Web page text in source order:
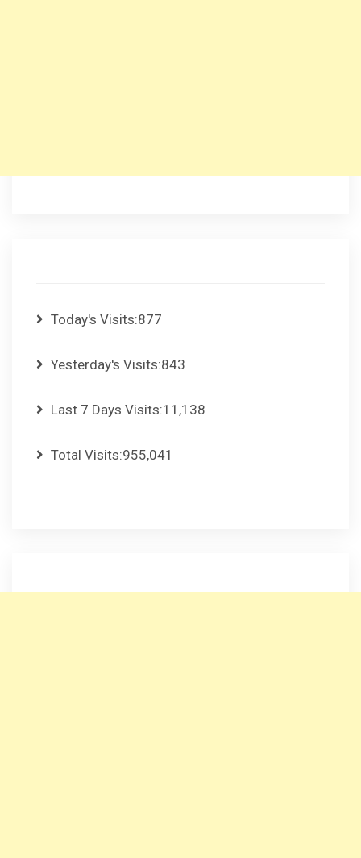
Today's Visits:877
Yesterday's Visits:843
Last 7 Days Visits:11,138
Total Visits:955,041